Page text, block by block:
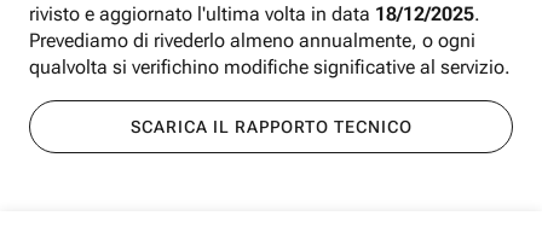
rivisto e aggiornato l'ultima volta in data 18/12/2025.
Prevediamo di rivederlo almeno annualmente, o ogni
qualvolta si verifichino modifiche significative al servizio.
SCARICA IL RAPPORTO TECNICO